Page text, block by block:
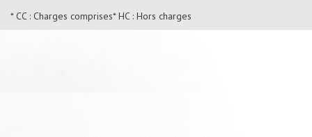
* CC : Charges comprises* HC : Hors charges